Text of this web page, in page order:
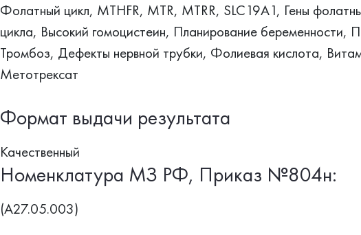
Фолатный цикл, MTHFR, MTR, MTRR, SLC19A1, Гены
цикла, Высокий гомоцистеин, Планирование беременности,
Тромбоз, Дефекты нервной трубки, Фолиевая кислота,
Метотрексат
Формат выдачи результата
Качественный
Номенклатура МЗ РФ, Приказ №804н:
(A27.05.003)